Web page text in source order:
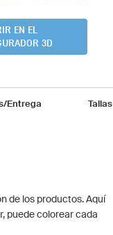
EN EL
3D
Entrega Tallas
de los productos. Aquí
puede colorear cada